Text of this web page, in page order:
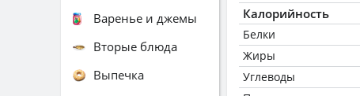
Калорийность
Белки
Жиры
Углеводы
Варенье и джемы
Вторые блюда
Выпечка